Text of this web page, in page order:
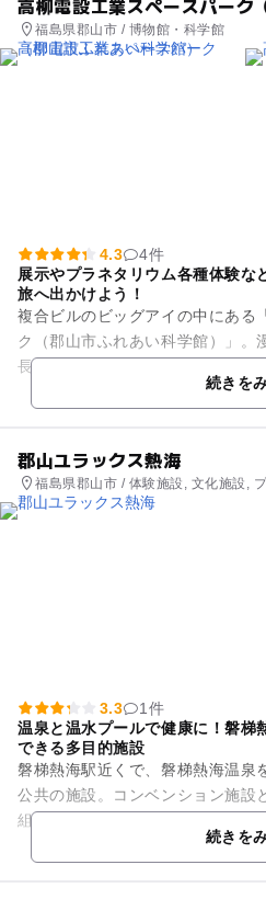
高柳電設工業スペースパーク
福島県郡山市 / 博物館・科学館
4.3
4件
展示やプラネタリウム各種体験な
旅へ出かけよう！
複合ビルのビッグアイの中にある
ク（郡山市ふれあい科学館）」。
長を務める科学館です。21Fの展
ョーやサイエンススタジオ...続きを
郡山ユラックス熱海
福島県郡山市 / 体験施設, 文化施設,
3.3
1件
温泉と温水プールで健康に！磐梯
できる多目的施設
磐梯熱海駅近くで、磐梯熱海温泉
公共の施設。コンベンション施設
組み合わせた多目的施設で、スポ
で、心も体も健康的に美しく...
続きを